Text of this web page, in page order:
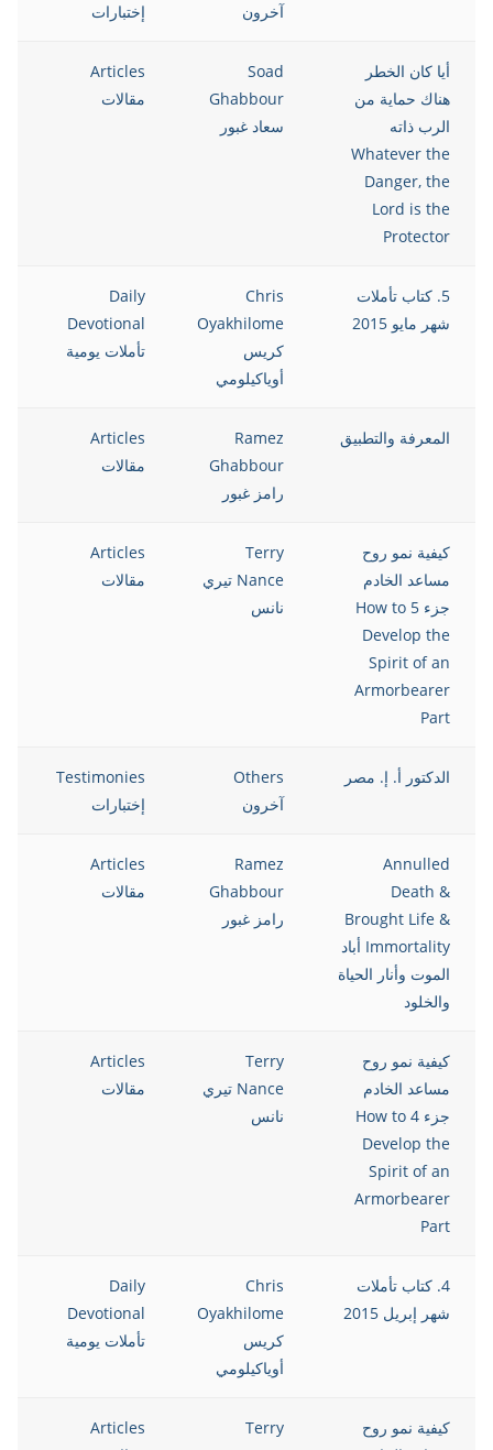
آخرون
إختبارات
أيا كان الخطر
هناك حماية من
الرب ذاته
Whatever the
Danger, the
Lord is the
Protector
Soad
Ghabbour
سعاد غبور
Articles
مقالات
5. كتاب تأملات
شهر مايو 2015
Chris
Oyakhilome
كريس
أوياكيلومي
Daily
Devotional
تأملات يومية
المعرفة والتطبيق
Ramez
Ghabbour
رامز غبور
Articles
مقالات
كيفية نمو روح
مساعد الخادم
جزء 5 How to
Develop the
Spirit of an
Armorbearer
Part
Terry
Nance تيري
نانس
Articles
مقالات
الدكتور أ. إ. مصر
Others
آخرون
Testimonies
إختبارات
Annulled
Death &
Brought Life &
Immortality أباد
الموت وأنار الحياة
والخلود
Ramez
Ghabbour
رامز غبور
Articles
مقالات
كيفية نمو روح
مساعد الخادم
جزء 4 How to
Develop the
Spirit of an
Armorbearer
Part
Terry
Nance تيري
نانس
Articles
مقالات
4. كتاب تأملات
شهر إبريل 2015
Chris
Oyakhilome
كريس
أوياكيلومي
Daily
Devotional
تأملات يومية
كيفية نمو روح
Terry
Articles